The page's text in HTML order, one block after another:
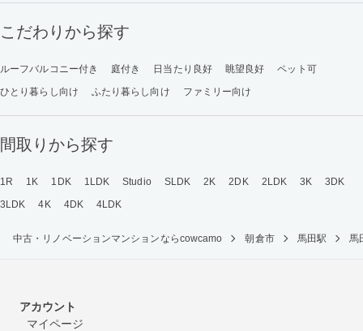
こだわりから探す
ルーフバルコニー付き 庭付き 日当たり良好 眺望良好
ペット可
ひとり暮らし向け
ふたり暮らし向け ファミリー向け
間取りから探す
1R 1K 1DK 1LDK Studio SLDK 2K 2DK 2LDK 3K
3DK
3LDK
4K 4DK 4LDK
中古・リノベーションマンションならcowcamo 朝倉市 馬田駅 馬
アカウント
マイページ